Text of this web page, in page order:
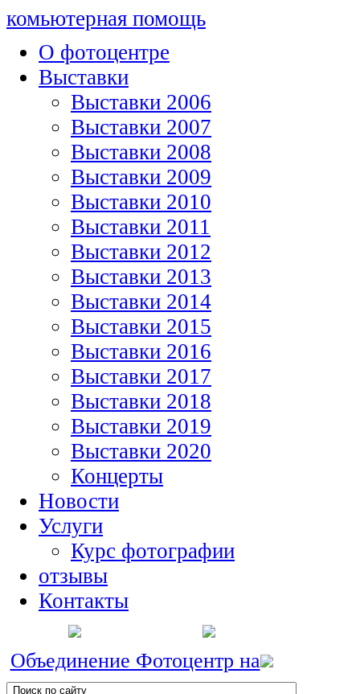
комьютерная помощь
О фотоцентре
Выставки
Выставки 2006
Выставки 2007
Выставки 2008
Выставки 2009
Выставки 2010
Выставки 2011
Выставки 2012
Выставки 2013
Выставки 2014
Выставки 2015
Выставки 2016
Выставки 2017
Выставки 2018
Выставки 2019
Выставки 2020
Концерты
Новости
Услуги
Курс фотографии
отзывы
Контакты
Объединение Фотоцентр на